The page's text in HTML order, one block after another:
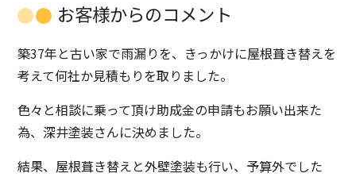
お客様からのコメント
築37年と古い家で雨漏りを、きっかけに屋根葺き替えを
考えて何社か見積もりを取りました。
色々と相談に乗って頂け助成金の申請もお願い出来た
為、深井塗装さんに決めました。
結果、屋根葺き替えと外壁塗装も行い、予算外でした